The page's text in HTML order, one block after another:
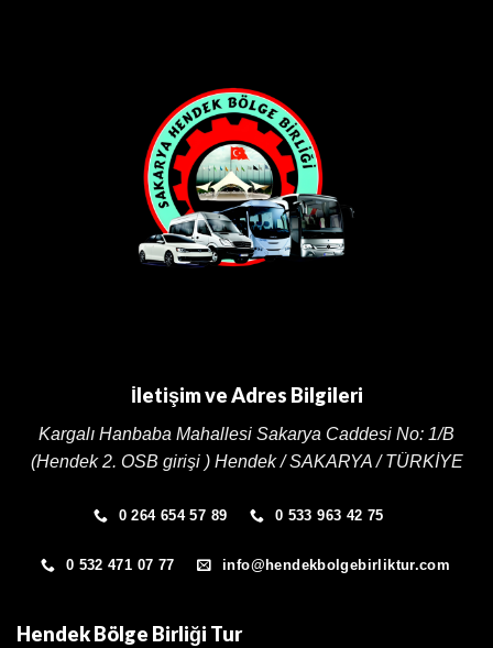
İletişim ve Adres Bilgileri
Kargalı Hanbaba Mahallesi Sakarya Caddesi No: 1/B
(Hendek 2. OSB girişi ) Hendek / SAKARYA / TÜRKİYE
0 264 654 57 89 0 533 963 42 75
0 532 471 07 77 info@hendekbolgebirliktur.com
Hendek Bölge Birliği Tur